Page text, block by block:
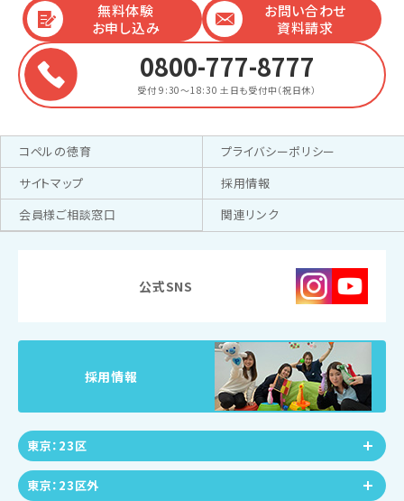
無料体験
お申し込み
お問い合わせ
資料請求
0800-777-8777
受付 9:30～18:30 土日も受付中（祝日休）
コペルの徳育
プライバシーポリシー
サイトマップ
採用情報
会員様ご相談窓口
関連リンク
公式SNS
採用情報
東京：23区
東京：23区外